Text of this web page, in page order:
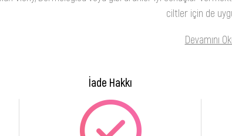
ciltler için de
Devamını
İade Hakkı